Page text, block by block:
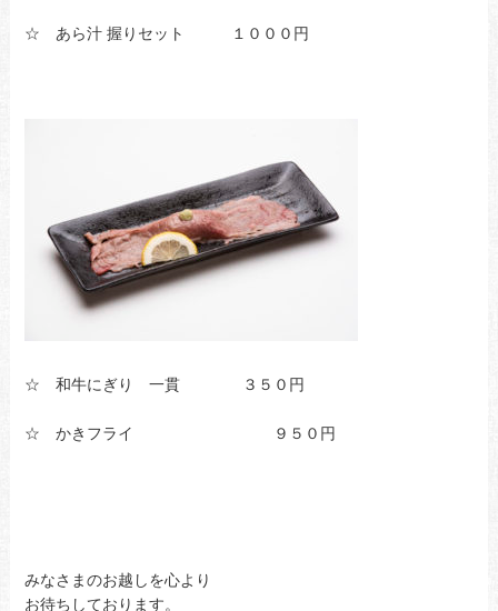
☆ あら汁 握りセット １０００円
☆ 和牛にぎり 一貫 ３５０円
☆ かきフライ ９５０円
みなさまのお越しを心より
お待ちしております。